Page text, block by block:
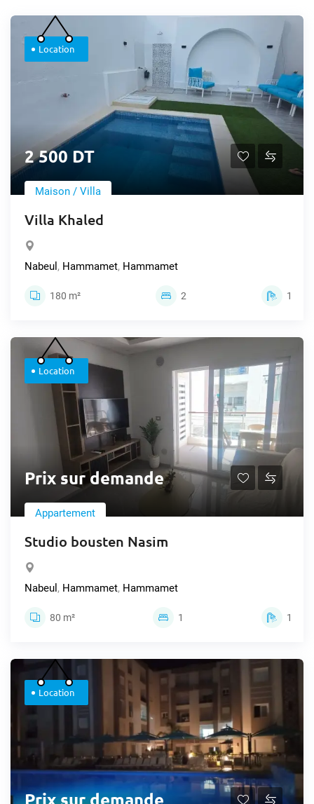
Location
2 500 DT
Maison / Villa
Villa Khaled
Nabeul , Hammamet, Hammamet
180 m² 2 1
Location
Prix sur demande
Appartement
Studio bousten Nasim
Nabeul , Hammamet, Hammamet
80 m² 1 1
Location